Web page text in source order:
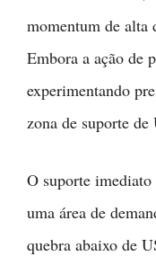
momentum de alta
Embora a ação de
experimentando
zona de suporte de
O suporte
uma área de
quebra abaixo de